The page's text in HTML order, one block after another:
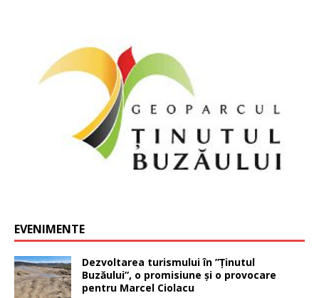
EVENIMENTE
Dezvoltarea turismului în ”Ținutul
Buzăului”, o promisiune și o provocare
pentru Marcel Ciolacu